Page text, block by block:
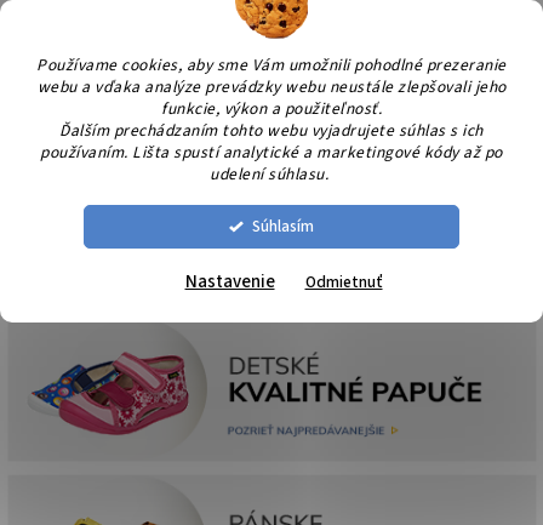
Používame cookies, aby sme Vám umožnili pohodlné prezeranie
webu a vďaka analýze prevádzky webu neustále zlepšovali jeho
funkcie, výkon a použiteľnosť.
Ďalším prechádzaním tohto webu vyjadrujete súhlas s ich
používaním. Lišta spustí analytické a marketingové kódy až po
udelení súhlasu.
Súhlasím
Nastavenie Odmietnuť
Prejsť
obsah